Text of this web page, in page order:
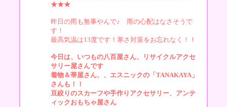
★★★
昨日の雨も無事やんで♪ 雨の心配はなさそうで
す！
最高気温は13度です！寒さ対策をお忘れなく！！
今日は、いつもの八百屋さん、リサイクルアクセ
サリー屋さんです
着物＆帯屋さん、、エスニックの「TANAKAYA」
さんも！！
豆絞りのスカーフや手作りアクセサリー、アンテ
ィックおもちゃ屋さん